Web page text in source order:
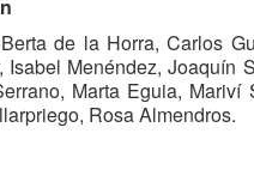
de la Horra, Carlos
Isabel Menéndez, Joaquín
Marta Eguia, Mariví
Rosa Almendros.